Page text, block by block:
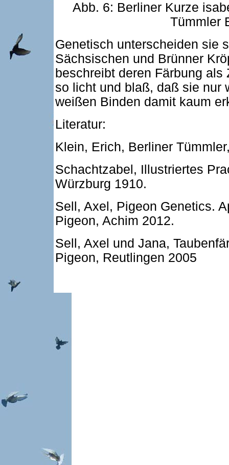
Abb. 6: Berliner Kurze
Tümmler
Genetisch unterscheiden sie
Sächsischen und Brünner
beschreibt deren Färbung als
so licht und blaß, daß sie nur
weißen Binden damit kaum
Literatur:
Klein, Erich, Berliner
Schachtzabel, Illustriertes
Würzburg 1910.
Sell, Axel, Pigeon Genetics.
Pigeon, Achim 2012.
Sell, Axel und Jana,
Pigeon, Reutlingen 2005